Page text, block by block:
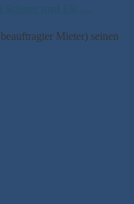
Mieter) seinen